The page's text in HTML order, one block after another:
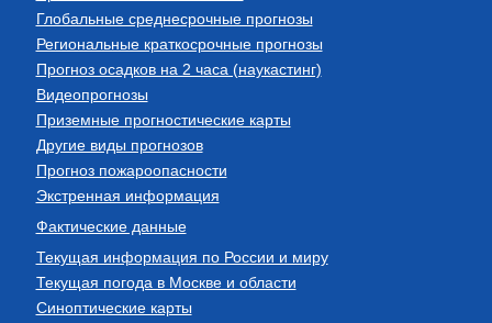
Глобальные среднесрочные прогнозы
Региональные краткосрочные прогнозы
Прогноз осадков на 2 часа (наукастинг)
Видеопрогнозы
Приземные прогностические карты
Другие виды прогнозов
Прогноз пожароопасности
Экстренная информация
Фактические данные
Текущая информация по России и миру
Текущая погода в Москве и области
Синоптические карты